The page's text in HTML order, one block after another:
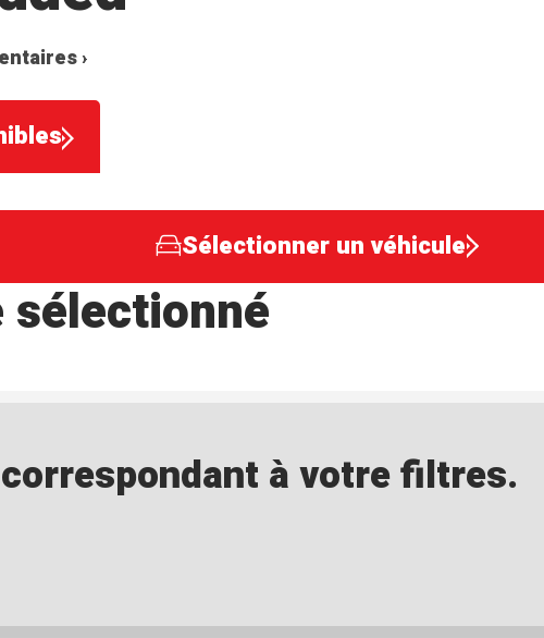
›
Sélectionner un véhicule
sélectionné
à votre filtres.